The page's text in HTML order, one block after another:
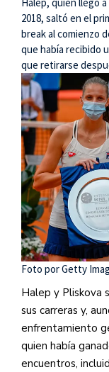
2018, saltó en el
break al comienzo
que había recibido
que retirarse
Foto por Getty
Halep y Pliskova
sus carreras y,
enfrentamiento
quien había
encuentros,